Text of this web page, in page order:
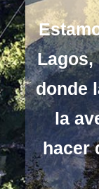
Lagos,
donde
la
hacer